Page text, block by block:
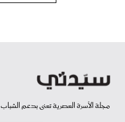
مجلة الأسرة العصرية تعنى بدعم